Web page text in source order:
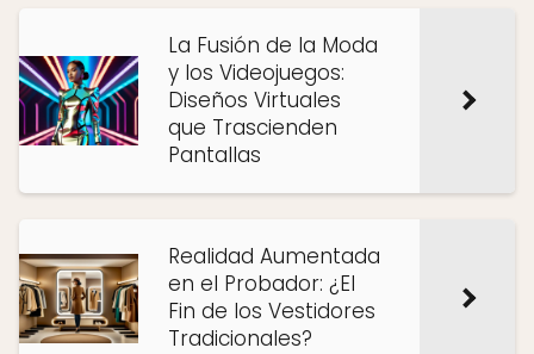
La Fusión de la Moda
y los Videojuegos:
Diseños Virtuales
que Trascienden
Pantallas
Realidad Aumentada
en el Probador: ¿El
Fin de los Vestidores
Tradicionales?